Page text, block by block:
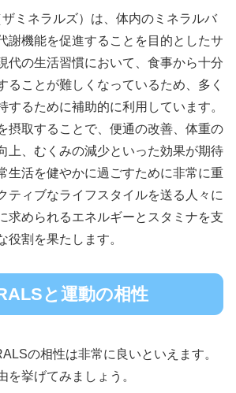
ミネラルズ）は、体内のミネラルバ
謝機能を促進することを目的としたサ
代の生活習慣において、食事から十分
ることが難しくなっているため、多く
するために補助的に利用しています。
摂取することで、便通の改善、体重の
上、むくみの減少といった効果が期待
生活を健やかに過ごすために非常に重
ティブなライフスタイルを送る人々に
求められるエネルギーとスタミナを支
役割を果たします。
と運動の相性
の相性は非常に良いといえます。
を挙げてみましょう。